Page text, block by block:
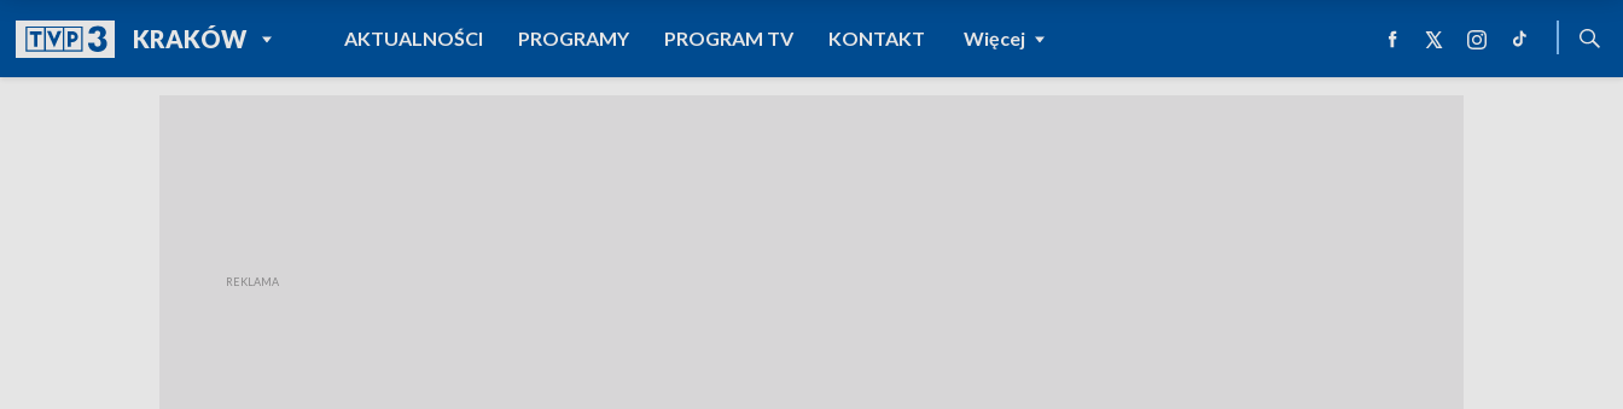
KRAKÓWPOWRÓT DO
TVP REGIONY
AKTUALNOŚCI PROGRAMY PROGRAM TV KONTAKT Więcej